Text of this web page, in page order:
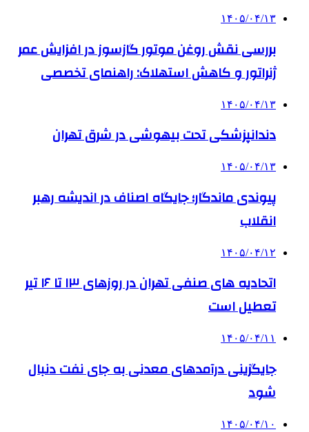
۱۴۰۵/۰۴/۱۳
بررسی نقش روغن موتور گازسوز در افزایش عمر
ژنراتور و کاهش استهلاک: راهنمای تخصصی
۱۴۰۵/۰۴/۱۳
دندانپزشکی تحت بیهوشی در شرق تهران
۱۴۰۵/۰۴/۱۳
پیوندی ماندگار؛ جایگاه اصناف در اندیشه رهبر
انقلاب
۱۴۰۵/۰۴/۱۲
اتحادیه های صنفی تهران در روزهای ۱۳ تا ۱۶ تیر
تعطیل است
۱۴۰۵/۰۴/۱۱
جایگزینی درآمدهای معدنی به جای نفت دنبال
شود
۱۴۰۵/۰۴/۱۰